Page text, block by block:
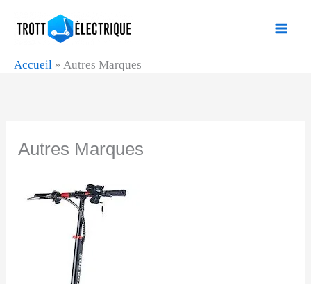
Accueil » Autres Marques
Autres Marques